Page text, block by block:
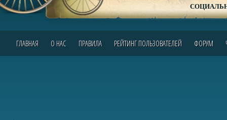
ГЛАВНАЯ О НАС ПРАВИЛА РЕЙТИНГ ПОЛЬЗОВАТЕЛЕЙ ФОРУМ